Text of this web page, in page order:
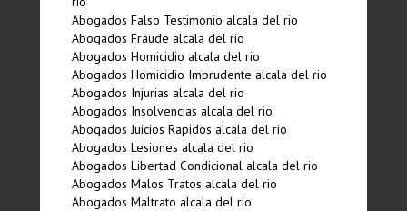
Abogados Falso Testimonio alcala del rio
Abogados Fraude alcala del rio
Abogados Homicidio alcala del rio
Abogados Homicidio Imprudente alcala del rio
Abogados Injurias alcala del rio
Abogados Insolvencias alcala del rio
Abogados Juicios Rapidos alcala del rio
Abogados Lesiones alcala del rio
Abogados Libertad Condicional alcala del rio
Abogados Malos Tratos alcala del rio
Abogados Maltrato alcala del rio